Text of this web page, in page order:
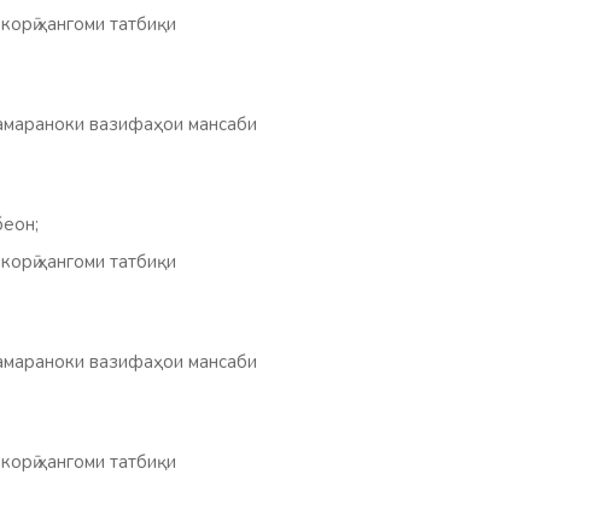
ҳангоми татбиқи
вазифаҳои мансаби
ҳангоми татбиқи
вазифаҳои мансаби
ҳангоми татбиқи